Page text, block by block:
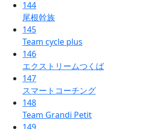
144
尾根幹族
145
Team cycle plus
146
エクストリームつくば
147
スマートコーチング
148
Team Grandi Petit